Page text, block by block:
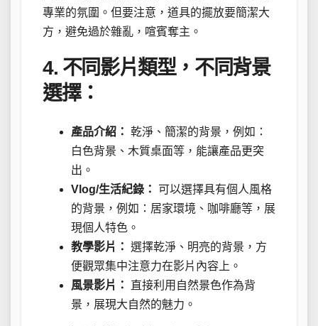
專業的氛圍。但要注意，道具的擺放要簡潔大
方，避免過於雜亂，喧賓奪主。
4. 不同影片類型，不同背景
選擇：
產品介紹： 乾淨、簡潔的背景，例如：
白色背景、木質桌面等，能讓產品更突
出。
Vlog/生活紀錄： 可以選擇具有個人風格
的背景，例如：居家環境、咖啡廳等，展
現個人特色。
教學影片： 選擇乾淨、明亮的背景，方
便觀眾集中注意力在影片內容上。
風景影片：
直接利用自然景色作為背
景，展現大自然的魅力。